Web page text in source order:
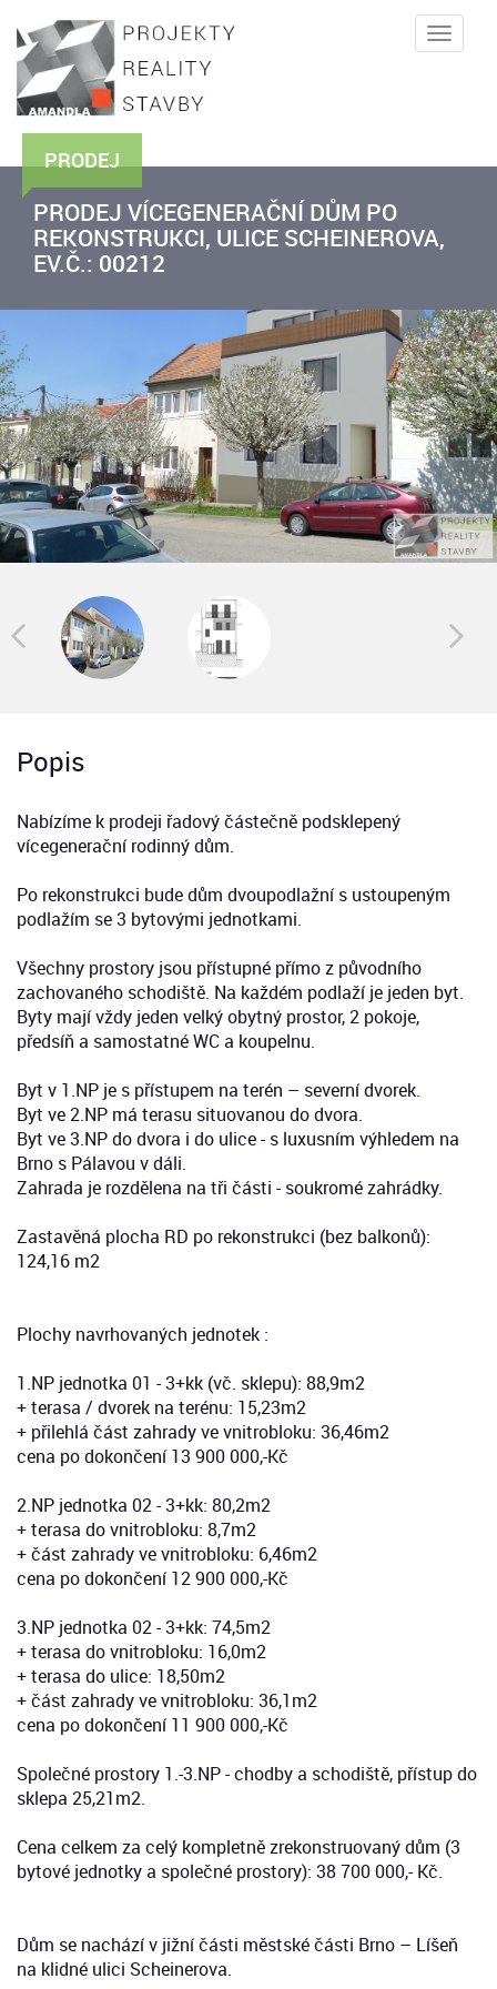
Toggle
PRODEJ
PRODEJ VÍCEGENERAČNÍ DŮM PO
REKONSTRUKCI, ULICE SCHEINEROVA,
EV.Č.: 00212
Popis
Nabízíme k prodeji řadový částečně podsklepený
vícegenerační rodinný dům.
Po rekonstrukci bude dům dvoupodlažní s ustoupeným
podlažím se 3 bytovými jednotkami.
Všechny prostory jsou přístupné přímo z původního
zachovaného schodiště. Na každém podlaží je jeden byt.
Byty mají vždy jeden velký obytný prostor, 2 pokoje,
předsíň a samostatné WC a koupelnu.
Byt v 1.NP je s přístupem na terén – severní dvorek.
Byt ve 2.NP má terasu situovanou do dvora.
Byt ve 3.NP do dvora i do ulice - s luxusním výhledem na
Brno s Pálavou v dáli.
Zahrada je rozdělena na tři části - soukromé zahrádky.
Zastavěná plocha RD po rekonstrukci (bez balkonů):
124,16 m2
Plochy navrhovaných jednotek :
1.NP jednotka 01 - 3+kk (vč. sklepu): 88,9m2
+ terasa / dvorek na terénu: 15,23m2
+ přilehlá část zahrady ve vnitrobloku: 36,46m2
cena po dokončení 13 900 000,-Kč
2.NP jednotka 02 - 3+kk: 80,2m2
+ terasa do vnitrobloku: 8,7m2
+ část zahrady ve vnitrobloku: 6,46m2
cena po dokončení 12 900 000,-Kč
3.NP jednotka 02 - 3+kk: 74,5m2
+ terasa do vnitrobloku: 16,0m2
+ terasa do ulice: 18,50m2
+ část zahrady ve vnitrobloku: 36,1m2
cena po dokončení 11 900 000,-Kč
Společné prostory 1.-3.NP - chodby a schodiště, přístup do
sklepa 25,21m2.
Cena celkem za celý kompletně zrekonstruovaný dům (3
bytové jednotky a společné prostory): 38 700 000,- Kč.
Dům se nachází v jižní části městské části Brno – Líšeň
na klidné ulici Scheinerova.